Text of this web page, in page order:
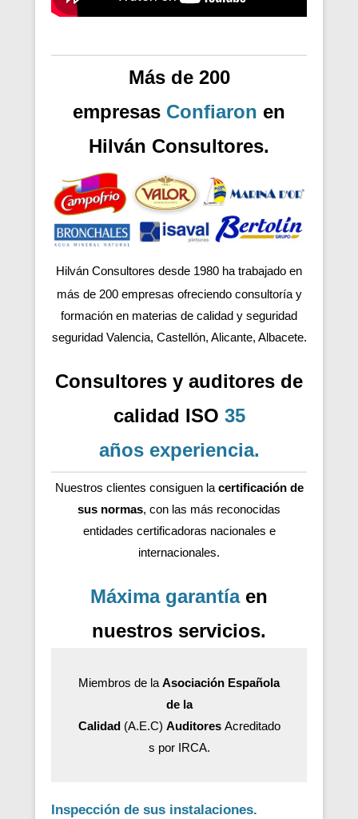
Más de 200
empresas Confiaron en
Hilván Consultores.
Hilván Consultores desde 1980 ha trabajado en
más de 200 empresas ofreciendo consultoría y
formación en materias de calidad y seguridad
seguridad Valencia, Castellón, Alicante, Albacete.
Consultores y auditores de
calidad ISO 35
años experiencia.
Nuestros clientes consiguen la certificación de
sus normas, con las más reconocidas
entidades certificadoras nacionales e
internacionales.
Máxima garantíaen
nuestros servicios.
Miembros de la Asociación Española
de la
Calidad(A.E.C) AuditoresAcreditado
s por IRCA.
Inspección de sus instalaciones.